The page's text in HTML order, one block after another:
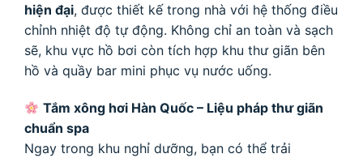
hiện đại, được thiết kế trong nhà với hệ thống điều
chỉnh nhiệt độ tự động. Không chỉ an toàn và sạch
sẽ, khu vực hồ bơi còn tích hợp khu thư giãn bên
hồ và quầy bar mini phục vụ nước uống.
Tắm xông hơi Hàn Quốc – Liệu pháp thư giãn
chuẩn spa
Ngay trong khu nghỉ dưỡng, bạn có thể trải